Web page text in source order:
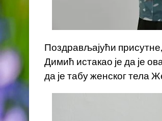
Поздрављајући
Димић истакао је да је
да је табу женског тела